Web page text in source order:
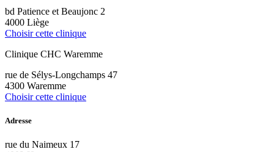
bd Patience et Beaujonc 2
4000 Liège
Choisir cette clinique
Clinique CHC Waremme
rue de Sélys-Longchamps 47
4300 Waremme
Choisir cette clinique
Adresse
rue du Naimeux 17